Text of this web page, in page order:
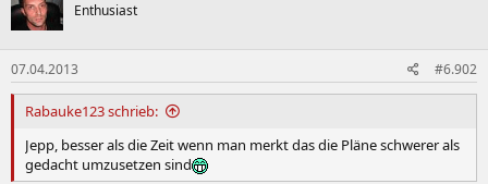
Enthusiast
07.04.2013 #6.902
Rabauke123 schrieb:
Jepp, besser als die Zeit wenn man merkt das die Pläne schwerer als
gedacht umzusetzen sind